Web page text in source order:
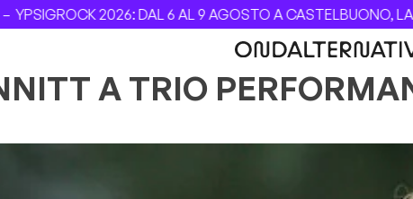
2026: DAL 6 AL 9 AGOSTO A CASTELBUONO, LA
A TRIO